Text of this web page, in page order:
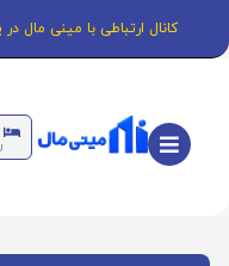
کانال ارتباطی با مینی مال در